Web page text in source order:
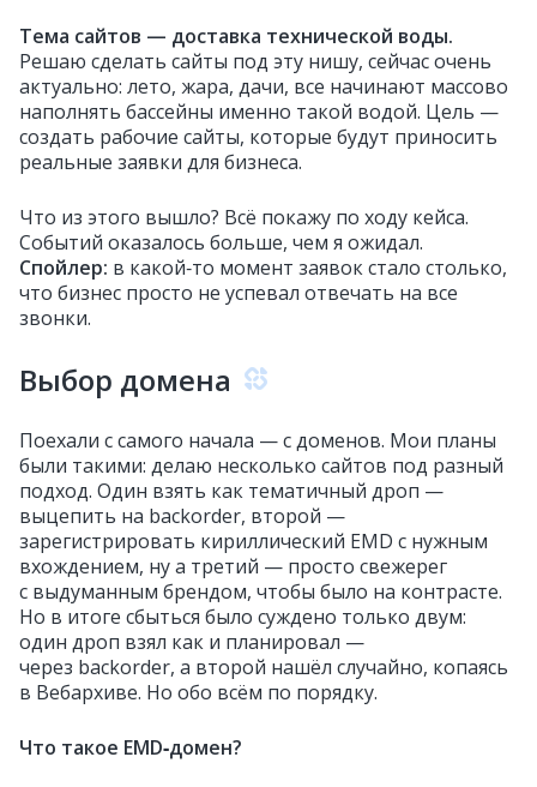
Тема сайтов — доставка технической воды.
Решаю сделать сайты под эту нишу, сейчас очень
актуально: лето, жара, дачи, все начинают массово
наполнять бассейны именно такой водой. Цель —
создать рабочие сайты, которые будут приносить
реальные заявки для бизнеса.
Что из этого вышло? Всё покажу по ходу кейса.
Событий оказалось больше, чем я ожидал.
Спойлер: в какой‑то момент заявок стало столько,
что бизнес просто не успевал отвечать на все
звонки.
Выбор домена
Поехали с самого начала — с доменов. Мои планы
были такими: делаю несколько сайтов под разный
подход. Один взять как тематичный дроп —
выцепить на backorder, второй —
зарегистрировать кириллический EMD с нужным
вхождением, ну а третий — просто свежерег
с выдуманным брендом, чтобы было на контрасте.
Но в итоге сбыться было суждено только двум:
один дроп взял как и планировал —
через backorder, а второй нашёл случайно, копаясь
в Вебархиве. Но обо всём по порядку.
Что такое EMD‑домен?